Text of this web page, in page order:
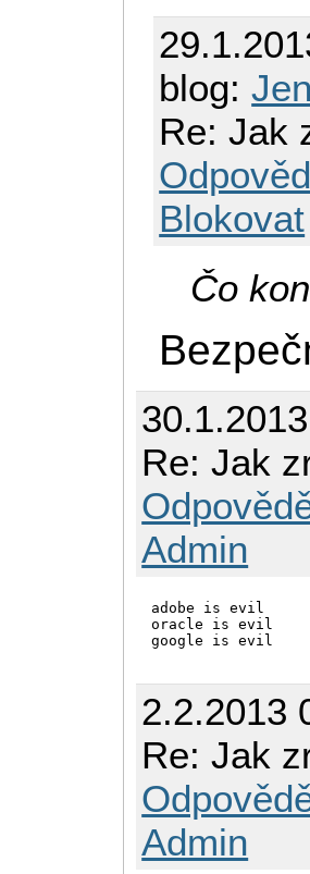
blog:
Re: Jak
Blokovat
Čo
Re: Jak
Admin
adobe is evil
oracle is evil
2.2.2013
Re: Jak
Admin